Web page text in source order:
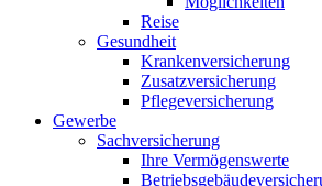
Reise
Gesundheit
Krankenversicherung
Zusatzversicherung
Pflegeversicherung
Gewerbe
Sachversicherung
Ihre Vermögenswerte